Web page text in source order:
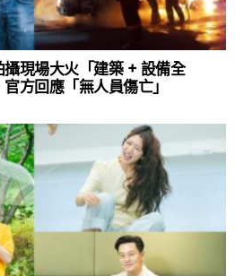
現場大火「建築 + 設備全
方回應「無人員傷亡」